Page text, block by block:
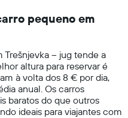
pequeno em
– jug tende a
altura para reservar é
à volta dos 8 € por dia,
anual. Os carros
baratos do que outros
ideais para viajantes com